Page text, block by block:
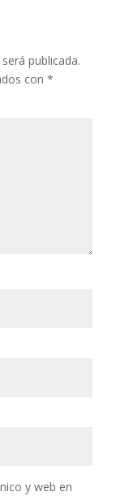
publicada.
con *
y web en